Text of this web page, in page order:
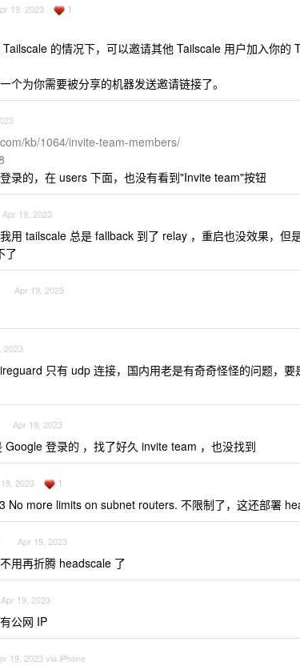
19, 2023 1
的情况下，可以邀请其他 Tailscale 用户加入你的
个为你需要被分享的机器发送邀请链接了。
kb/1064/invite-team-members/
录的，在 users 下面，也没有看到"Invite team"按钮
Apr 19, 2023
用 tailscale 总是 fallback 到了 relay ，重启也没效果，但
了
Apr 19, 2023
2023
只有 udp 连接，国内用老是有奇奇怪怪的问题，
Apr 19, 2023
Google 登录的 ，找了好久 invite team ，也没找到
2023 1
No more limits on subnet routers. 不限制了，这还部署
Apr 19, 2023
用再折腾 headscale 了
Apr 19, 2023
公网 IP
19, 2023 via iPhone